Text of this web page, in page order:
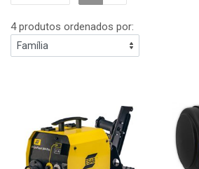
4 produtos ordenados por: